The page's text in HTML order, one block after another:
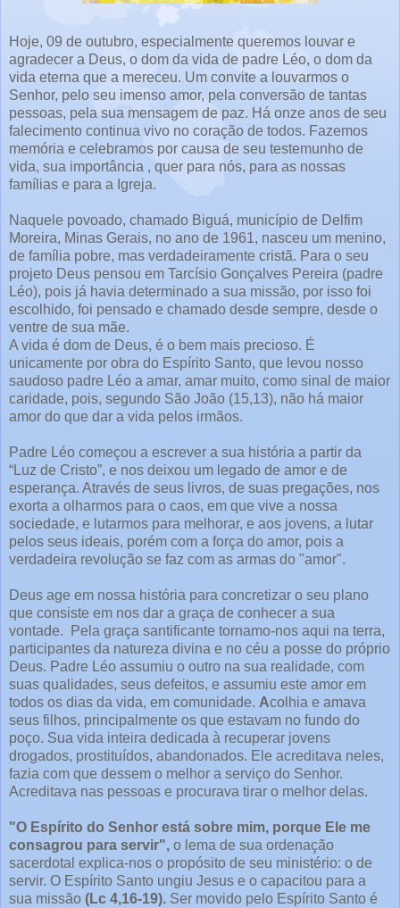
Hoje, 09 de outubro, especialmente queremos louvar e
agradecer a Deus, o dom da vida de padre Léo, o dom da
vida eterna que a mereceu. Um convite a louvarmos o
Senhor, pelo seu imenso amor, pela conversão de tantas
pessoas, pela sua mensagem de paz. Há onze anos de seu
falecimento continua vivo no coração de todos. Fazemos
memória e celebramos por causa de seu testemunho de
vida, sua importância , quer para nós, para as nossas
famílias e para a Igreja.
Naquele povoado, chamado Biguá, município de Delfim
Moreira, Minas Gerais, no ano de 1961, nasceu um menino,
de família pobre, mas verdadeiramente cristã. Para o seu
projeto Deus pensou em Tarcísio Gonçalves Pereira (padre
Léo), pois já havia determinado a sua missão, por isso foi
escolhido, foi pensado e chamado desde sempre, desde o
ventre de sua mãe.
A vida é dom de Deus, é o bem mais precioso. É
unicamente por obra do Espírito Santo, que levou nosso
saudoso padre Léo a amar, amar muito, como sinal de maior
caridade, pois, segundo São João (15,13), não há maior
amor do que dar a vida pelos irmãos.
Padre Léo começou a escrever a sua história a partir da
“Luz de Cristo”, e nos deixou um legado de amor e de
esperança. Através de seus livros, de suas pregações, nos
exorta a olharmos para o caos, em que vive a nossa
sociedade, e lutarmos para melhorar, e aos jovens, a lutar
pelos seus ideais, porém com a força do amor, pois a
verdadeira revolução se faz com as armas do "amor".
Deus age em nossa história para concretizar o seu plano
que consiste em nos dar a graça de conhecer a sua
vontade.
Pela graça santificante tornamo-nos aqui na terra,
participantes da natureza divina e no céu a posse do próprio
Deus. Padre Léo assumiu o outro na sua realidade, com
suas qualidades, seus defeitos, e assumiu este amor em
todos os dias da vida, em comunidade. Acolhia e amava
seus filhos, principalmente os que estavam no fundo do
poço. Sua vida inteira dedicada à recuperar jovens
drogados, prostituídos, abandonados. Ele acreditava neles,
fazia com que dessem o melhor a serviço do Senhor.
Acreditava nas pessoas e procurava tirar o melhor delas.
"O Espírito do Senhor está sobre mim, porque Ele me
consagrou para servir", o lema de sua ordenação
sacerdotal explica-nos o propósito de seu ministério: o de
servir. O Espírito Santo ungiu Jesus e o capacitou para a
sua missão (Lc 4,16-19). Ser movido pelo Espírito Santo é